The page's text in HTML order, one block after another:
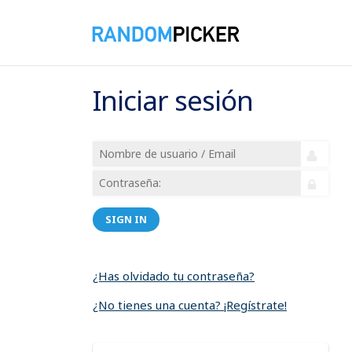
Iniciar sesión
SIGN IN
¿Has olvidado tu contraseña?
¿No tienes una cuenta? ¡Regístrate!